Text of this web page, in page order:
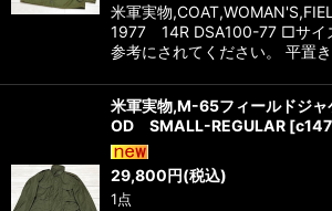
米軍実物
1977 14R DSA100-77 □サイ
参考にされてください。 平置
米軍実物,M-65フィールドジ
OD SMALL-REGULAR [c147
29,800円(税込)
1点